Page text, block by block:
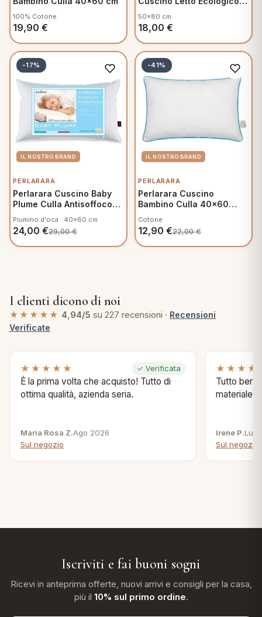
100% Cotone
19,90 €
Classico federa in Cotone
Naturale
50x80 cm
18,00 €
-17%
PERLARARA
Perlarara Cuscino Baby
Plume Culla Antisoffoco
Piumino d'oca · 40x60 cm
24,00 €29,00€
-41%
PERLARARA
Perlarara Cuscino
Bambino Culla 40x60
Antiacaro Boy
Cotone
12,90 €22,00€
I clienti dicono di noi
★★★★★ 4,94/5 su 227 recensioni · Recensioni
Verificate
★★★★★ ✓ Verificata
È la prima volta che acquisto! Tutto di
ottima qualità, azienda seria.
Maria Rosa Z.Ago 2026
Sul negozio
Tutto bene
materiale .
Irene P.Lug
Sul negozio
Iscriviti e fai buoni sogni
Ricevi in anteprima offerte, nuovi arrivi e consigli per la casa,
più il 10% sul primo ordine.